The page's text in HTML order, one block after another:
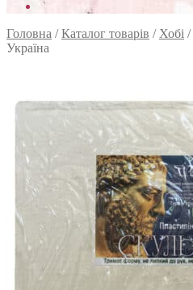
Головна /Каталог товарів / Хобі /
Україна